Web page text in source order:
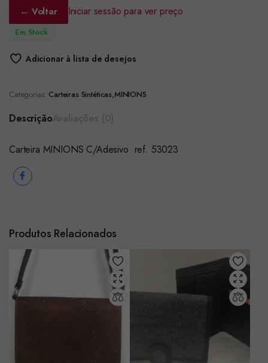
← Voltar Iniciar sessão para ver preço
Em Stock
Adicionar à lista de desejos
Categorias: Carteiras Sintéticas,MINIONS
Descrição
Carteira MINIONS C/Adesivo ref. 53023
Produtos Relacionados